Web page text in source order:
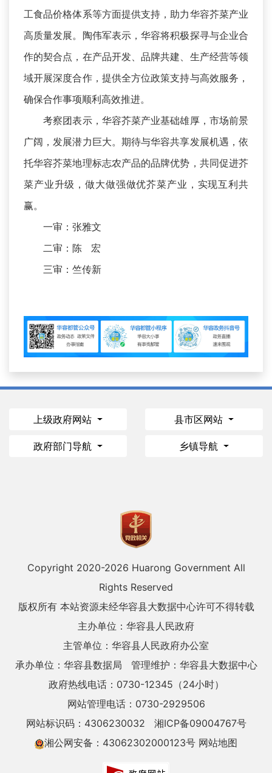
工食品价格体系等方面提供支持，助力华容芥菜产业
高质量发展。陶伟军表示，华容将积极探寻与企业合
作的契合点，在产品开发、品牌共建、生产经营等领
域开展深度合作，提供全方位政策支持与高效服务，
确保合作事项顺利高效推进。
考察团表示，华容芥菜产业基础雄厚，市场前景
广阔，发展潜力巨大。期待与华容共享发展机遇，依
托华容芥菜地理标志农产品的品牌优势，共同促进芥
菜产业升级，做大做强做优芥菜产业，实现互利共
赢。
一审：张雅文
二审：陈 宏
三审：竺传新
上级政府网站 县市区网站
政府部门导航 乡镇导航
Copyright 2020-2026 Huarong Government All
Rights Reserved
版权所有 本站资源未经华容县大数据中心许可不得转载
主办单位：华容县人民政府
主管单位：华容县人民政府办公室
承办单位：华容县数据局
管理维护：华容县大数据中心
政府热线电话：0730-12345（24小时）
网站管理电话：0730-2929506
网站标识码：4306230032
湘ICP备09004767号
湘公网安备：43062302000123号 网站地图